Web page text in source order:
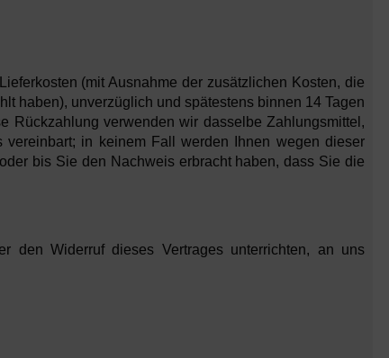
(mit Ausnahme der zusätzlichen Kosten, die
haben), unverzüglich und spätestens binnen 14 Tagen
Rückzahlung verwenden wir dasselbe Zahlungsmittel,
in keinem Fall werden Ihnen wegen dieser
bis Sie den Nachweis erbracht haben, dass Sie die
Widerruf dieses Vertrages unterrichten, an uns